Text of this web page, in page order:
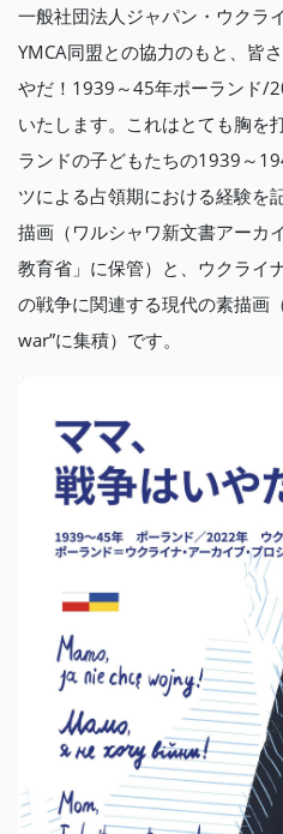
一般社団法人ジャパン・ウクラ
YMCA同盟との協力のもと、皆
やだ！1939～45年ポーランド/
いたします。これはとても胸を
ランドの子どもたちの1939～
ツによる占領期における経験を
描画（ワルシャワ新文書アーカ
教育省」に保管）と、ウクライ
の戦争に関連する現代の素描画
war”に集積）です。